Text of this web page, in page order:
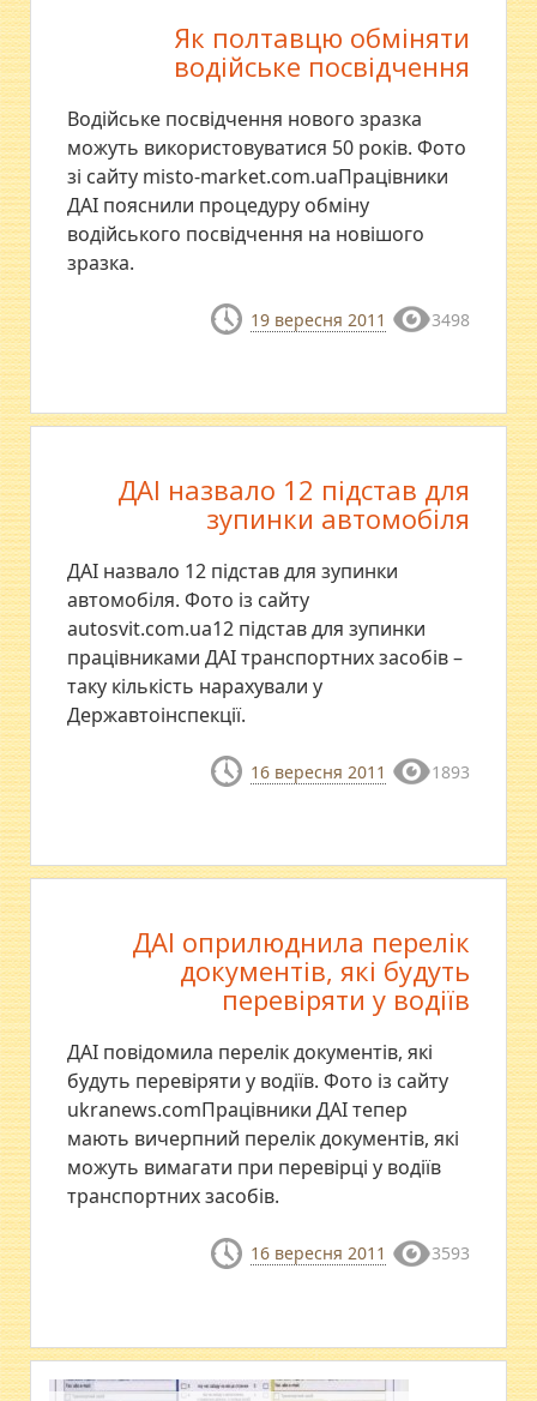
Як полтавцю обміняти
водійське посвідчення
Водійське посвідчення нового зразка
можуть використовуватися 50 років. Фото
зі сайту misto-market.com.uaПрацівники
ДАІ пояснили процедуру обміну
водійського посвідчення на новішого
зразка.
19 вересня 2011 3498
ДАІ назвало 12 підстав для
зупинки автомобіля
ДАІ назвало 12 підстав для зупинки
автомобіля. Фото із сайту
autosvit.com.ua12 підстав для зупинки
працівниками ДАІ транспортних засобів –
таку кількість нарахували у
Державтоінспекції.
16 вересня 2011 1893
ДАІ оприлюднила перелік
документів, які будуть
перевіряти у водіїв
ДАІ повідомила перелік документів, які
будуть перевіряти у водіїв. Фото із сайту
ukranews.comПрацівники ДАІ тепер
мають вичерпний перелік документів, які
можуть вимагати при перевірці у водіїв
транспортних засобів.
16 вересня 2011 3593